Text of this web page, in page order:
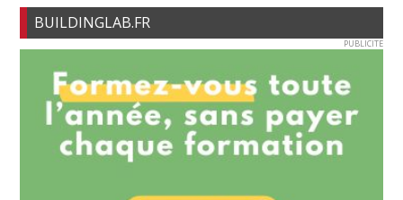
BUILDINGLAB.FR
PUBLICITE